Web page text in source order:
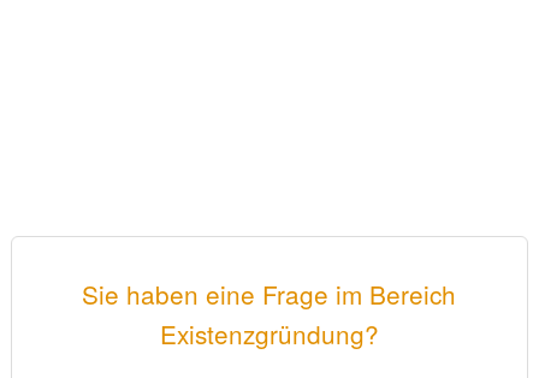
Sie haben eine Frage im Bereich
Existenzgründung?